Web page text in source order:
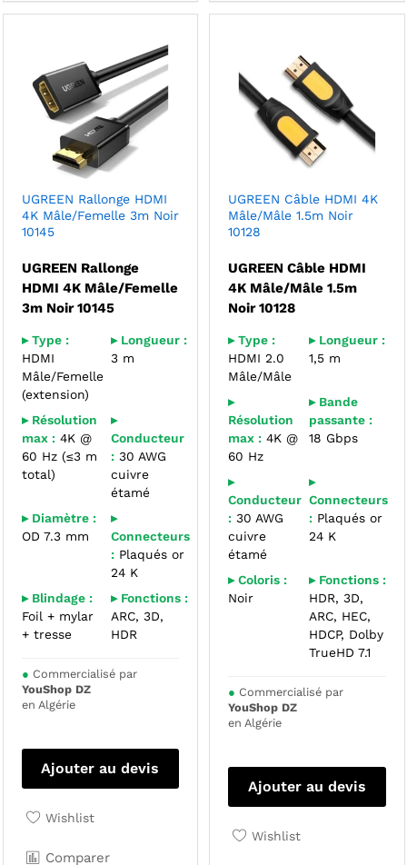
UGREEN Rallonge HDMI
4K Mâle/Femelle 3m Noir
10145
UGREEN Rallonge
HDMI 4K Mâle/Femelle
3m Noir 10145
▸ Type :
HDMI
Mâle/Femelle
(extension)
▸ Longueur :
3 m
▸ Résolution
max :4K @
60 Hz (≤3 m
total)
▸
Conducteur
:30 AWG
cuivre
étamé
▸ Diamètre :
OD 7.3 mm
▸
Connecteurs
:Plaqués or
24 K
▸ Blindage :
Foil + mylar
+ tresse
▸ Fonctions :
ARC, 3D,
HDR
● Commercialisé par
YouShop DZ
en Algérie
Ajouter au devis
Wishlist
Comparer
UGREEN Câble HDMI 4K
Mâle/Mâle 1.5m Noir
10128
UGREEN Câble HDMI
4K Mâle/Mâle 1.5m
Noir 10128
▸ Type :
HDMI 2.0
Mâle/Mâle
▸ Longueur :
1,5 m
▸
Résolution
max : 4K @
60 Hz
▸ Bande
passante :
18 Gbps
▸
Conducteur
: 30 AWG
cuivre
étamé
▸
Connecteurs
: Plaqués or
24 K
▸ Coloris :
Noir
▸ Fonctions :
HDR, 3D,
ARC, HEC,
HDCP, Dolby
TrueHD 7.1
● Commercialisé par
YouShop DZ
en Algérie
Ajouter au devis
Wishlist